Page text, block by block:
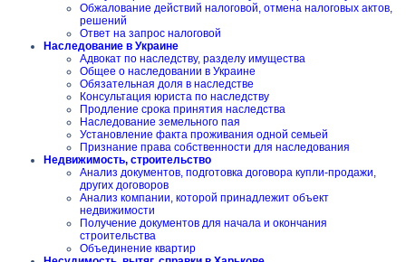
Обжалование действий налоговой, отмена налоговых актов,
решений
Ответ на запрос налоговой
Наследование в Украине
Адвокат по наследству, разделу имущества
Общее о наследовании в Украине
Обязательная доля в наследстве
Консультация юриста по наследству
Продление срока принятия наследства
Наследование земельного пая
Установление факта проживания одной семьей
Признание права собственности для наследования
Недвижимость, строительство
Анализ документов, подготовка договора купли-продажи,
других договоров
Анализ компании, которой принадлежит объект
недвижимости
Получение документов для начала и окончания
строительства
Объединение квартир